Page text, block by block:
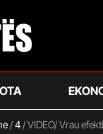
/4/VIDEO/ Vrau